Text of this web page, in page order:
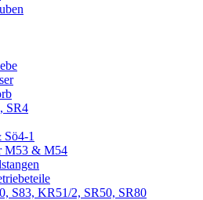
SR4
1
M53 & M54
S83, KR51/2, SR50, SR80